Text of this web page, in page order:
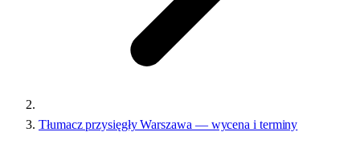
Tłumacz przysięgły Warszawa — wycena i terminy